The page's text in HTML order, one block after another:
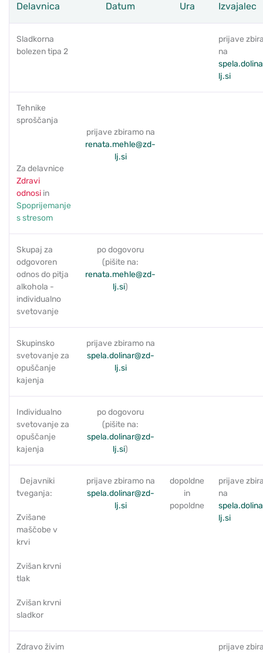
Delavnica Datum Ura Izvajalec
Sladkorna
bolezen tipa 2
prijave
na
lj.si
Tehnike
sproščanja
Za delavnice
Zdravi
odnosi in
Spoprijemanje
s stresom
prijave zbiramo na
renata.mehle@zd-
lj.si
Skupaj za
odgovoren
odnos do pitja
alkohola -
individualno
svetovanje
po dogovoru
(pišite na:
renata.mehle@zd-
lj.si)
Skupinsko
svetovanje za
opuščanje
kajenja
prijave zbiramo na
spela.dolinar@zd-
lj.si
Individualno
svetovanje za
opuščanje
kajenja
po dogovoru
(pišite na:
spela.dolinar@zd-
lj.si)
Dejavniki
tveganja:
Zvišane
maščobe v
krvi
Zvišan krvni
tlak
Zvišan krvni
sladkor
prijave zbiramo na
spela.dolinar@zd-
lj.si
dopoldne
in
popoldne
prijave
na
lj.si
Zdravo živim
prijave